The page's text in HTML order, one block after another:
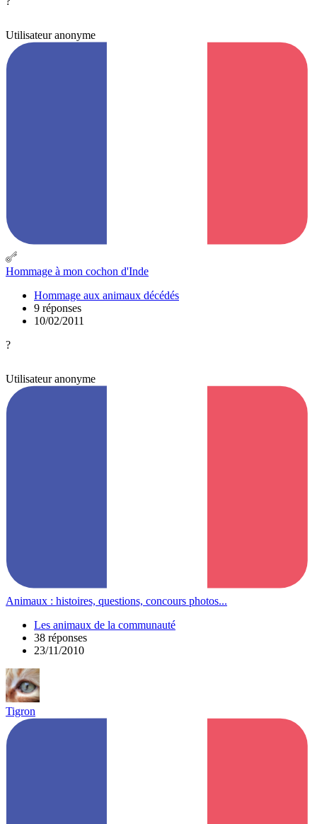
Utilisateur anonyme
Hommage à mon cochon d'Inde
Hommage aux animaux décédés
9 réponses
10/02/2011
?
Utilisateur anonyme
Animaux : histoires, questions, concours photos...
Les animaux de la communauté
38 réponses
23/11/2010
Tigron